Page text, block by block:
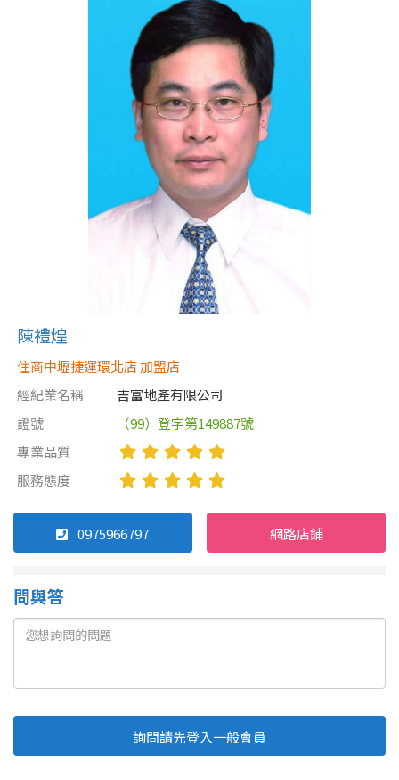
5 年以下
10-20 年
30-40 年
40 年以上
陳禮煌
住商中壢捷運環北店 加盟店
經紀業名稱
吉富地產有限公司
證號
（99）登字第149887號
專業品質
服務態度
0975966797 網路店鋪
問與答
詢問請先登入一般會員